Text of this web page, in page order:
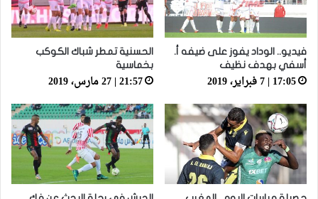
فيديو.. الوداد يفوز على ضيفه أ.
أسفي بهدف نظيف
17:05 | 7 فبراير، 2019
الحسنية تمطر شباك الكوكب
بخماسية
21:57 | 27 مارس، 2019